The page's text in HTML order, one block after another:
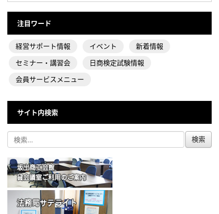
注目ワード
経営サポート情報 イベント
新着情報
セミナー・講習会
日商検定試験情報
会員サービスメニュー
サイト内検索